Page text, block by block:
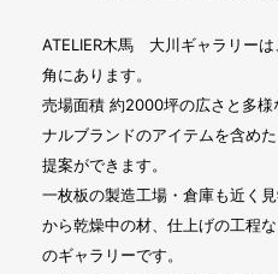
ATELIER木馬 大川ギャラリー
角にあります。
売場面積 約2000坪の広さと多
ナルブランドのアイテムを含め
提案ができます。
一枚板の製造工場・倉庫も近く
から乾燥中の材、仕上げの工程
のギャラリーです。